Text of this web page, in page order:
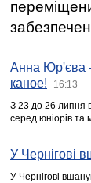
Анна Юр'єва
каное!
16:13
З 23 до 26 липня
серед юніорів та
У Чернігові
У Чернігові